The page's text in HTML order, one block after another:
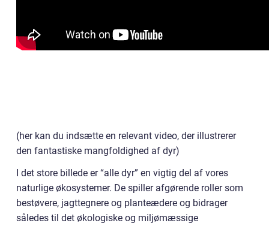
(her kan du indsætte en relevant video, der illustrerer
den fantastiske mangfoldighed af dyr)
I det store billede er “alle dyr” en vigtig del af vores
naturlige økosystemer. De spiller afgørende roller som
bestøvere, jagttegnere og planteædere og bidrager
således til det økologiske og miljømæssige